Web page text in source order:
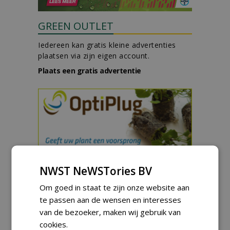
GREEN OUTLET
Iedereen kan gratis kleine advertenties
plaatsen via zijn eigen account.
Plaats een gratis advertentie
AGENDA
Vakdag 'All About Annuals'
zet eenjarige planten
centraal in Appeltern
donderdag 27 augustus 2026
NWST NeWSTories BV
Om goed in staat te zijn onze website aan
te passen aan de wensen en interesses
van de bezoeker, maken wij gebruik van
cookies.